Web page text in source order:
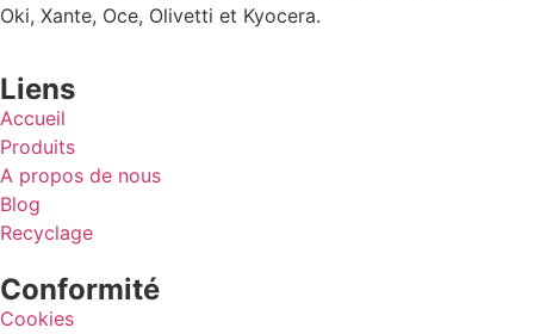
Oki, Xante, Oce, Olivetti et Kyocera.
Liens
Accueil
Produits
A propos de nous
Blog
Recyclage
Conformité
Cookies